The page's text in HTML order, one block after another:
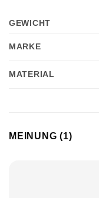
GEWICHT
MARKE
MATERIAL
MEINUNG (1)